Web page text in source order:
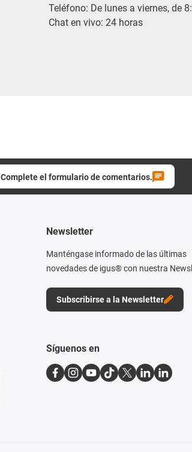
Teléfono: De lunes a viernes, de
Chat en vivo: 24 horas
Complete el formulario de comentarios.
Newsletter
Manténgase informado de las últimas
novedades de igus® con nuestra
Subscribirse a la Newsletter
Síguenos en